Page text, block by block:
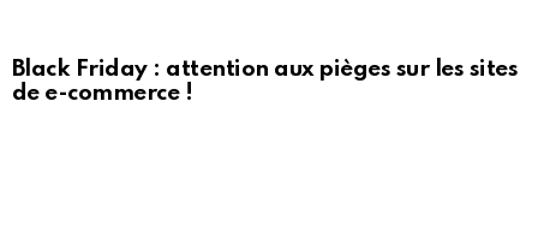
Black Friday : attention aux pièges sur les sites
de e-commerce !